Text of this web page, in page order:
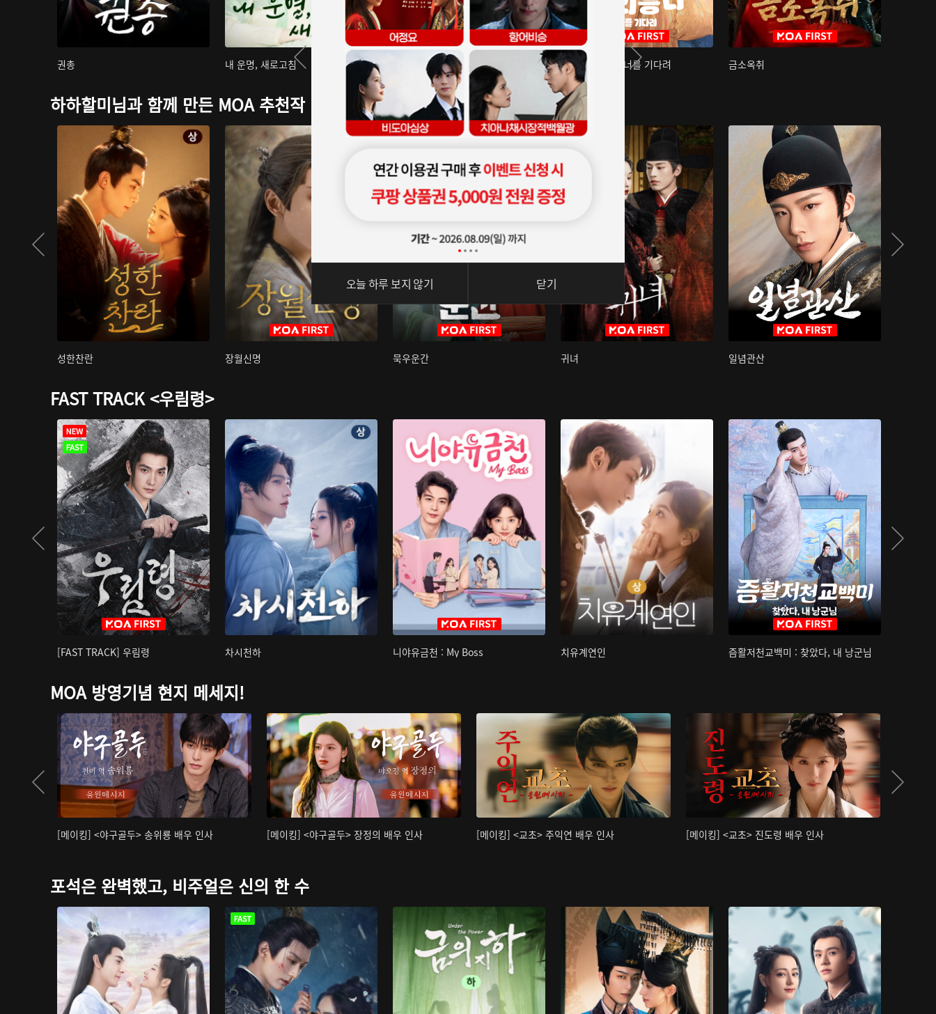
권총 내 운명, 새로고침 아재저리등니 : 너를 기다려 금소옥취
하하할미님과 함께 만든 MOA 추천작
성한찬란 장월신명 묵우운간 귀녀 일념관산
FAST TRACK <우림령>
[FAST TRACK] 우림령 차시천하 니야유금천 : My Boss 치유계연인 즘활저천교백미 : 찾았다, 내 낭군님
MOA 방영기념 현지 메세지!
[메이킹] <야구골두> 송위룡 배우 인사 [메이킹] <야구골두> 장정의 배우 인사 [메이킹] <교초> 주익연 배우 인사 [메이킹] <교초> 진도령 배우 인사
포석은 완벽했고, 비주얼은 신의 한 수
오늘 하루 보지 않기 닫기